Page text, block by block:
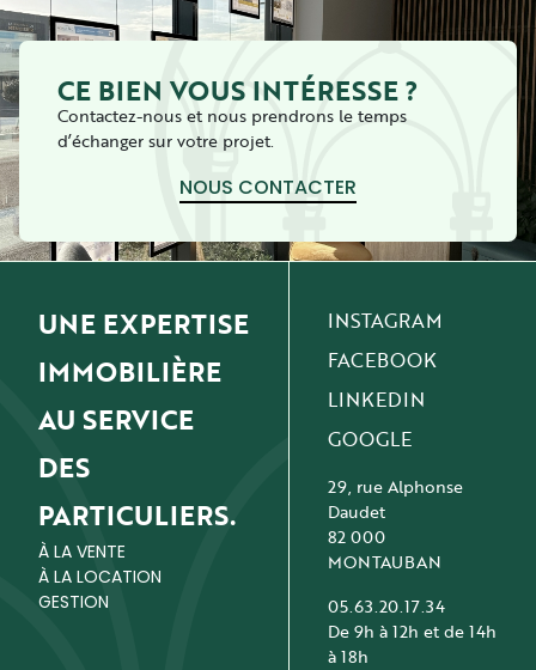
CE BIEN VOUS INTÉRESSE ?
Contactez-nous et nous prendrons le temps
d’échanger sur votre projet.
NOUS CONTACTER
UNE EXPERTISE
IMMOBILIÈRE
AU SERVICE
DES
PARTICULIERS.
À LA VENTE
À LA LOCATION
GESTION
INSTAGRAM
FACEBOOK
LINKEDIN
GOOGLE
29, rue Alphonse
Daudet
82 000
MONTAUBAN
05.63.20.17.34
De 9h à 12h et de 14h
à 18h